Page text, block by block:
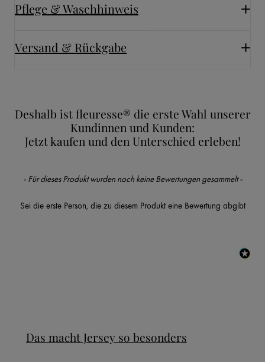
Pflege & Waschhinweis
Versand & Rückgabe
Deshalb ist fleuresse® die erste Wahl unserer
Kundinnen und Kunden:
Jetzt kaufen und den Unterschied erleben!
- Für dieses Produkt wurden noch keine Bewertungen gesammelt -
Sei die erste Person, die zu diesem Produkt eine Bewertung abgibt
New content loaded
Das macht Jersey so besonders